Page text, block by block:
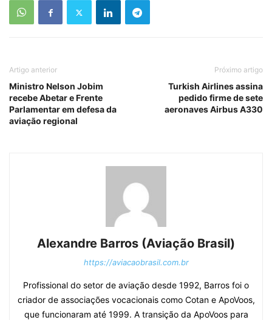
Artigo anterior
Ministro Nelson Jobim
recebe Abetar e Frente
Parlamentar em defesa da
aviação regional
Próximo artigo
Turkish Airlines assina
pedido firme de sete
aeronaves Airbus A330
Alexandre Barros (Aviação Brasil)
https://aviacaobrasil.com.br
Profissional do setor de aviação desde 1992, Barros foi o
criador de associações vocacionais como Cotan e ApoVoos,
que funcionaram até 1999. A transição da ApoVoos para